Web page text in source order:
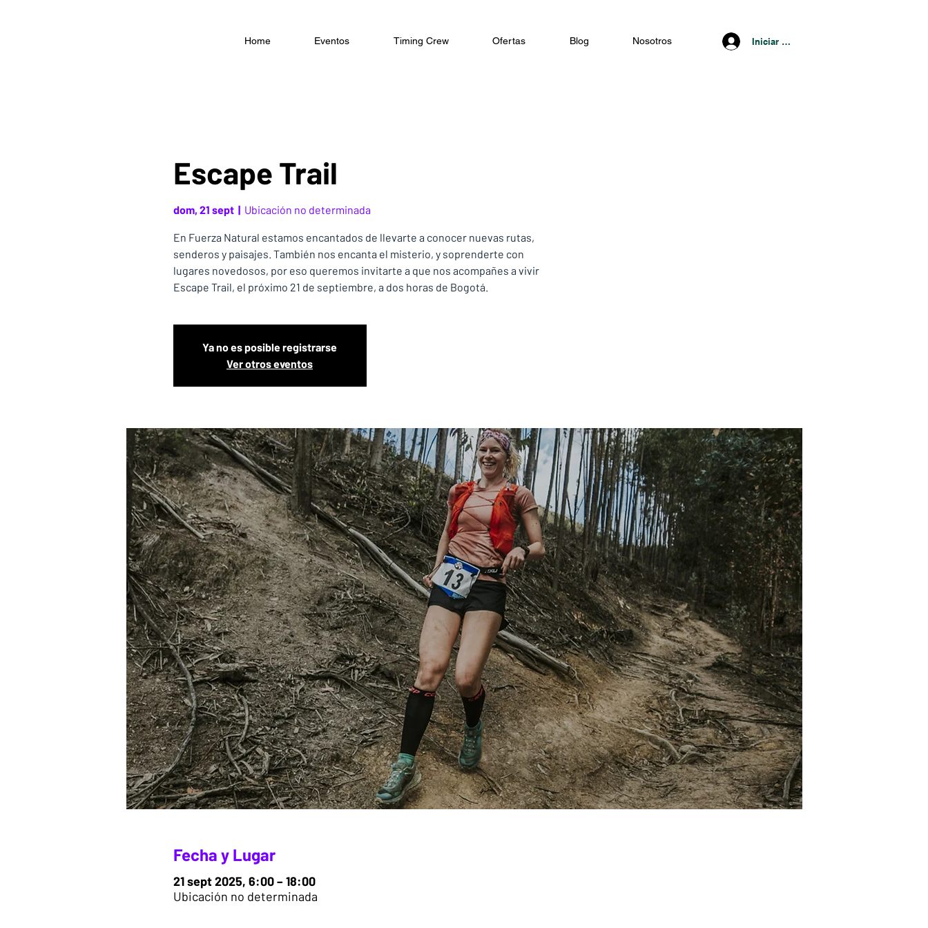
Home Eventos Timing Crew Ofertas Blog Nosotros Iniciar Sesión
Escape Trail
dom, 21 sept
  |
Ubicación no determinada
En Fuerza Natural estamos encantados de llevarte a conocer nuevas rutas,
senderos y paisajes. También nos encanta el misterio, y soprenderte con
lugares novedosos, por eso queremos invitarte a que nos acompañes a vivir
Escape Trail, el próximo 21 de septiembre, a dos horas de Bogotá.
Ya no es posible registrarse
Ver otros eventos
Fecha y Lugar
21 sept 2025, 6:00 – 18:00
Ubicación no determinada